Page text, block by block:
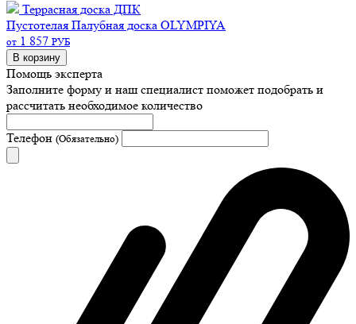
Террасная доска ДПК
Пустотелая Палубная доска OLYMPIYA
от 1 857 РУБ
В корзину
Помощь эксперта
Заполните форму и наш специалист поможет подобрать и
рассчитать необходимое количество
Телефон (Обязательно)